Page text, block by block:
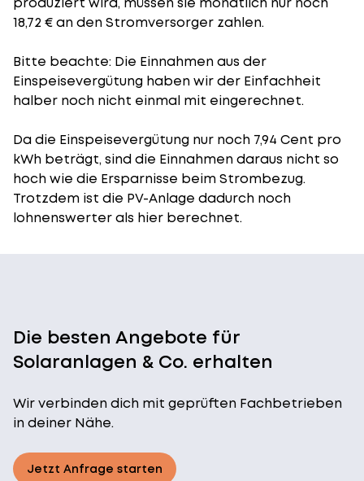
18,72 € an den Stromversorger zahlen.
Bitte beachte: Die Einnahmen aus der
Einspeisevergütung haben wir der Einfachheit
halber noch nicht einmal mit eingerechnet.
Da die Einspeisevergütung nur noch 7,94 Cent pro
kWh beträgt, sind die Einnahmen daraus nicht so
hoch wie die Ersparnisse beim Strombezug.
Trotzdem ist die PV-Anlage dadurch noch
lohnenswerter als hier berechnet.
Die besten Angebote für
Solaranlagen & Co. erhalten
Wir verbinden dich mit geprüften Fachbetrieben
in deiner Nähe.
Jetzt Anfrage starten